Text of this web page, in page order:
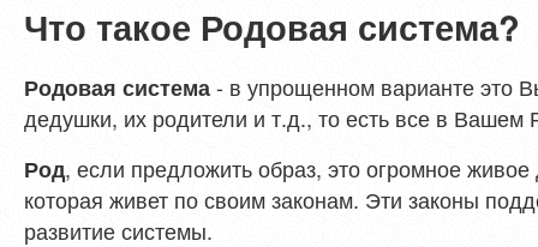
Что такое Родовая система?
Родовая система- в упрощенном варианте это
дедушки, их родители и т.д., то есть все в Вашем
Род, если предложить образ, это огромное
которая живет по своим законам. Эти законы
развитие системы.